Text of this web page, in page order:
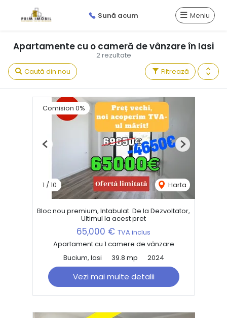
Sună acum Meniu
2 rezultate
Apartamente cu o cameră de vânzare în Iasi
Filtrează
Caută din nou
Comision 0%
1 /10 Harta
Previous Next
Bloc nou premium, Intabulat. De la Dezvoltator,
Ultimul la acest pret
65,000 € TVA inclus
Apartament cu 1 camere de vânzare
Bucium, Iasi
39.8 mp 2024
Vezi mai multe detalii